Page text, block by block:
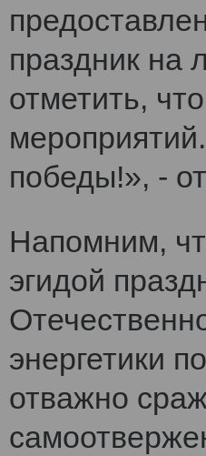
праздник на
отметить,
победы!», -
Напомним,
эгидой
энергетики
отважно